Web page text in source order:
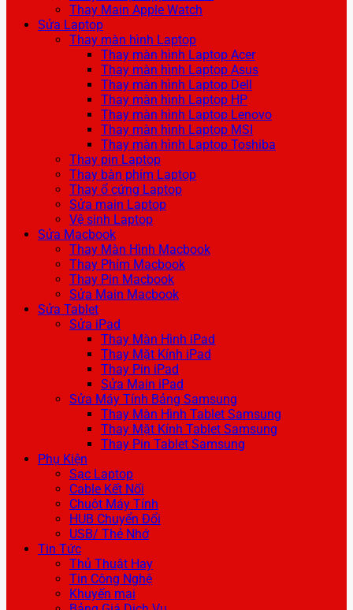
Thay Main Apple Watch
Sửa Laptop
Thay màn hình Laptop
Thay màn hình Laptop Acer
Thay màn hình Laptop Asus
Thay màn hình Laptop Dell
Thay màn hình Laptop HP
Thay màn hình Laptop Lenovo
Thay màn hình Laptop MSI
Thay màn hình Laptop Toshiba
Thay pin Laptop
Thay bàn phím Laptop
Thay ổ cứng Laptop
Sửa main Laptop
Vệ sinh Laptop
Sửa Macbook
Thay Màn Hình Macbook
Thay Phím Macbook
Thay Pin Macbook
Sửa Main Macbook
Sửa Tablet
Sửa iPad
Thay Màn Hình iPad
Thay Mặt Kính iPad
Thay Pin iPad
Sửa Main iPad
Sửa Máy Tính Bảng Samsung
Thay Màn Hình Tablet Samsung
Thay Mặt Kính Tablet Samsung
Thay Pin Tablet Samsung
Phụ Kiện
Sạc Laptop
Cable Kết Nối
Chuột Máy Tính
HUB Chuyển Đổi
USB/ Thẻ Nhớ
Tin Tức
Thủ Thuật Hay
Tin Công Nghệ
Khuyến mại